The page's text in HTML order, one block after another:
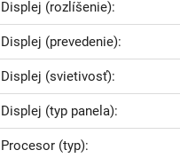
Displej (rozlíšenie)
Displej (prevedenie)
Displej (svietivosť)
Displej (typ panela)
Procesor (typ)